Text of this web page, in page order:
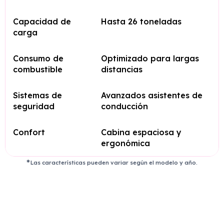
Capacidad de
carga
Hasta 26 toneladas
Consumo de
combustible
Optimizado para largas
distancias
Sistemas de
seguridad
Avanzados asistentes de
conducción
Confort
Cabina espaciosa y
ergonómica
Las características pueden variar según el modelo y año.